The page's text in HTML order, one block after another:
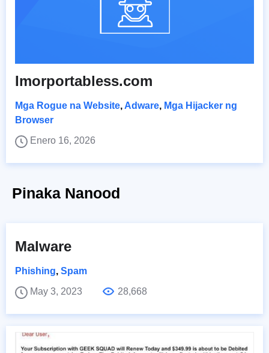
Imorportabless.com
Mga Rogue na Website, Adware, Mga Hijacker ng
Browser
Enero 16, 2026
Pinaka Nanood
Malware
Phishing, Spam
May 3, 2023
28,668